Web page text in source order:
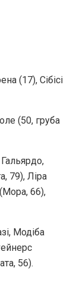
(17), Сібісі
(50, груба
79), Ліра
66),
Модіба
56).